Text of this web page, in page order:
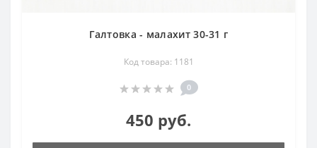
Галтовка - малахит 30-31 г
Код товара: 1181
0
450 руб.